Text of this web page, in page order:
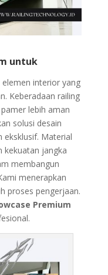
untuk
interior yang
Keberadaan railing
lebih aman
solusi desain
eksklusif. Material
kekuatan jangka
membangun
menerapkan
proses pengerjaan.
Premium